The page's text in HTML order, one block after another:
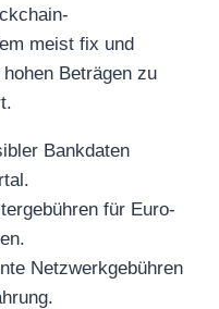
meist fix und
Beträgen zu
Bankdaten
für Euro-
Netzwerkgebühren